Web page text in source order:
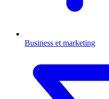
Business et marketing